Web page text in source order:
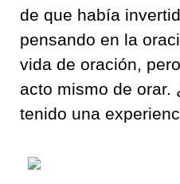
de que había
pensando en la
vida de oración,
acto mismo de orar.
tenido una